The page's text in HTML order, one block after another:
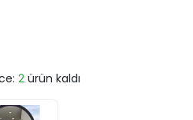
2 ürün kaldı